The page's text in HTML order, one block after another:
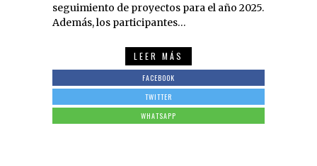
seguimiento de proyectos para el año 2025.
Además, los participantes…
LEER MÁS
FACEBOOK
TWITTER
WHATSAPP